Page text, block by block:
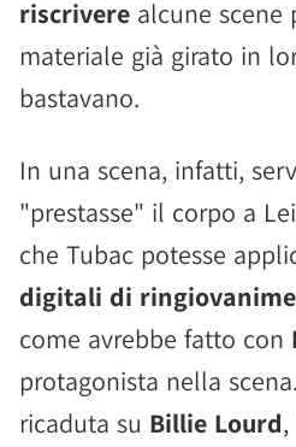
riscrivere alcune scene
materiale già girato in
bastavano.
In una scena, infatti,
"prestasse" il corpo a
che Tubac potesse
digitali di
come avrebbe fatto con
protagonista nella
ricaduta su Billie Lourd